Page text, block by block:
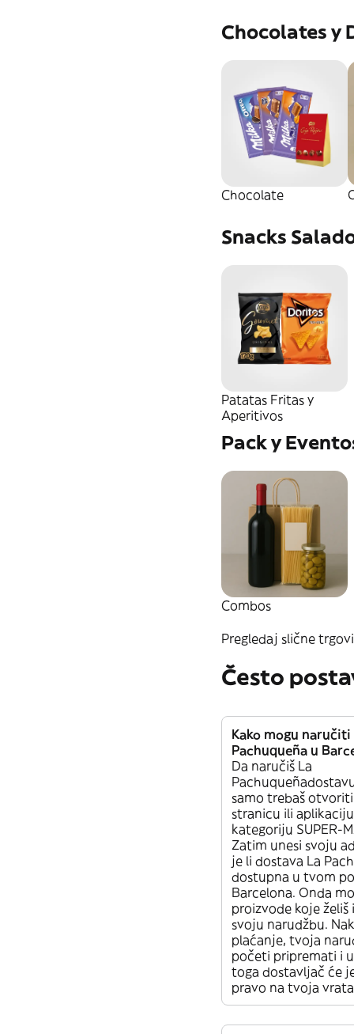
Chocolates y
Chocolate
Snacks
Patatas Fritas y
Aperitivos
Pack y
Combos
Pregledaj slične
Često
Kako mogu naručiti
Pachuqueña u
Da naručiš La
samo trebaš
stranicu ili
kategoriju SUPER-
Zatim unesi svoju
je li dostava La
dostupna u tvom
Barcelona. Onda
proizvode koje želiš
svoju narudžbu.
plaćanje, tvoja
početi pripremati i
toga dostavljač će
pravo na tvoja